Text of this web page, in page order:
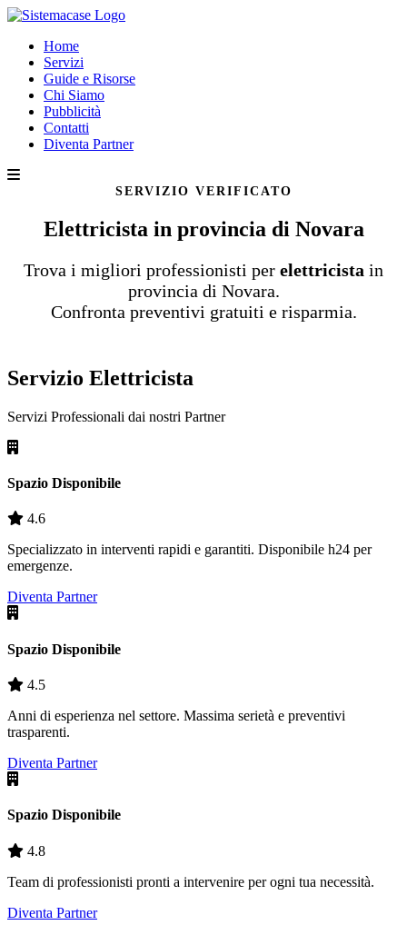
Home
Servizi
Guide e Risorse
Chi Siamo
Pubblicità
Contatti
Diventa Partner
SERVIZIO VERIFICATO
Elettricista in provincia di Novara
Trova i migliori professionisti per elettricista in
provincia di Novara.
Confronta preventivi gratuiti e risparmia.
Servizio Elettricista
Servizi Professionali dai nostri Partner
Spazio Disponibile
4.6
Specializzato in interventi rapidi e garantiti. Disponibile h24 per
emergenze.
Diventa Partner
Spazio Disponibile
4.5
Anni di esperienza nel settore. Massima serietà e preventivi
trasparenti.
Diventa Partner
Spazio Disponibile
4.8
Team di professionisti pronti a intervenire per ogni tua necessità.
Diventa Partner